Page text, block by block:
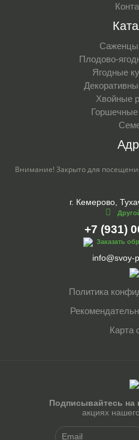
Саженцы
Плодово-
Ягодные
Хвойные
Горшечные
Внимание! Закрыто для
г. Кемерово,
+7 (931)
Заказать
info@svoy-
Политика
Карта
Подписывайтесь на
акциях